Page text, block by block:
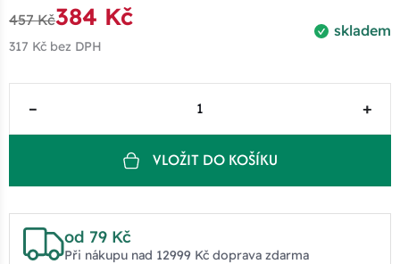
skladem
457 Kč384 Kč
317 Kč bez DPH
– +
VLOŽIT DO KOŠÍKU
od 79 Kč
Při nákupu nad 12999 Kč doprava zdarma